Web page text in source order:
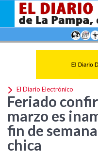
El Diario Electrónico
Feriado
marzo es
fin de
chica